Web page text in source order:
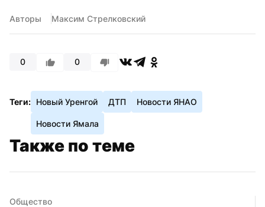
Авторы Максим Стрелковский
0 0
Теги: Новый Уренгой ДТП Новости ЯНАО
Новости Ямала
Также по теме
Общество